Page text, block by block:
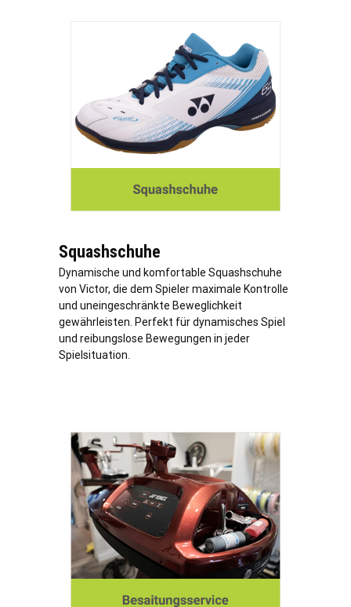
Squashschuhe
Dynamische und komfortable Squashschuhe
von Victor, die dem Spieler maximale Kontrolle
und uneingeschränkte Beweglichkeit
gewährleisten. Perfekt für dynamisches Spiel
und reibungslose Bewegungen in jeder
Spielsituation.